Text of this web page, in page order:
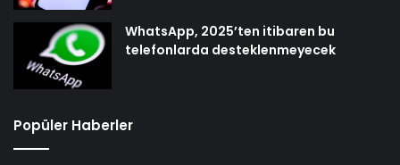
WhatsApp, 2025’ten itibaren bu
telefonlarda desteklenmeyecek
Popüler Haberler